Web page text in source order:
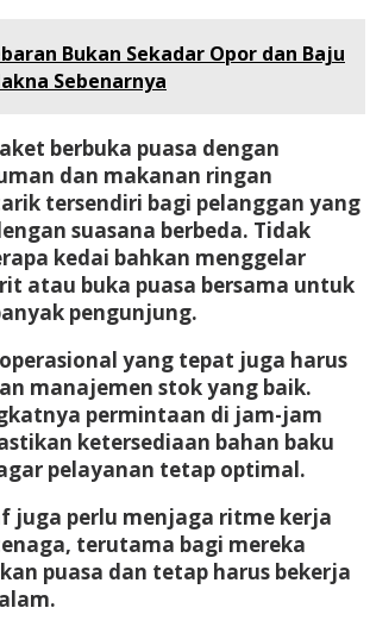
Bukan Sekadar Opor dan Baju
Sebenarnya
berbuka puasa dengan
dan makanan ringan
tersendiri bagi pelanggan yang
suasana berbeda. Tidak
kedai bahkan menggelar
atau buka puasa bersama untuk
pengunjung.
yang tepat juga harus
manajemen stok yang baik.
permintaan di jam-jam
ketersediaan bahan baku
pelayanan tetap optimal.
juga perlu menjaga ritme kerja
terutama bagi mereka
puasa dan tetap harus bekerja